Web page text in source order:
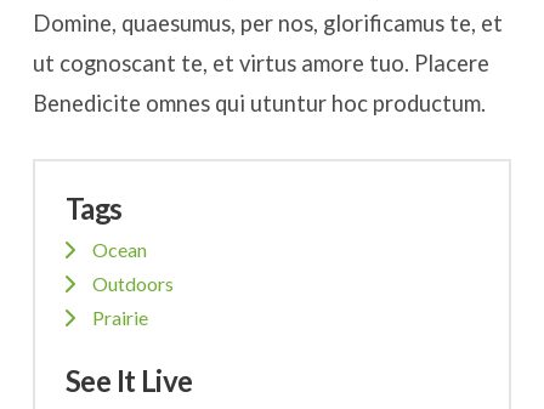
Domine, quaesumus, per nos, glorificamus te, et
ut cognoscant te, et virtus amore tuo. Placere
Benedicite omnes qui utuntur hoc productum.
Tags
Ocean
Outdoors
Prairie
See It Live